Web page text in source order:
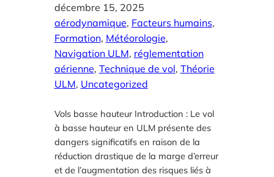
décembre 15, 2025
aérodynamique, Facteurs humains
Formation, Météorologie
Navigation ULM, réglementation
aérienne, Technique de vol, Théorie
ULM, Uncategorized
Vols basse hauteur Introduction : Le vol
à basse hauteur en ULM présente des
dangers significatifs en raison de la
réduction drastique de la marge d’erreur
et de l’augmentation des risques liés à